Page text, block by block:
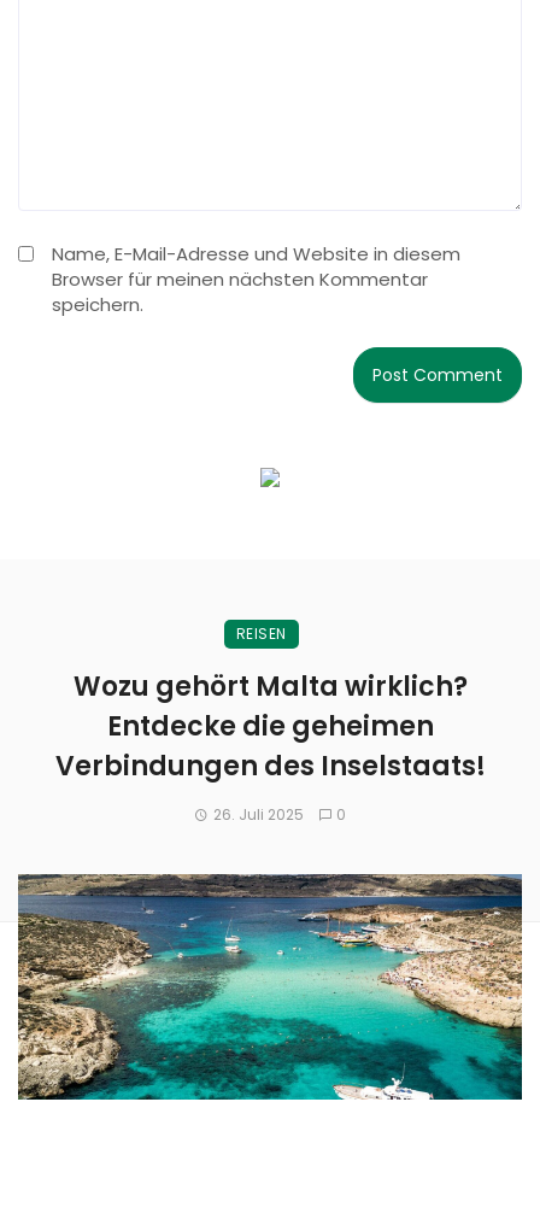
Name, E-Mail-Adresse und Website in diesem
Browser für meinen nächsten Kommentar
speichern.
REISEN
Wozu gehört Malta wirklich?
Entdecke die geheimen
Verbindungen des Inselstaats!
26. Juli 2025 0